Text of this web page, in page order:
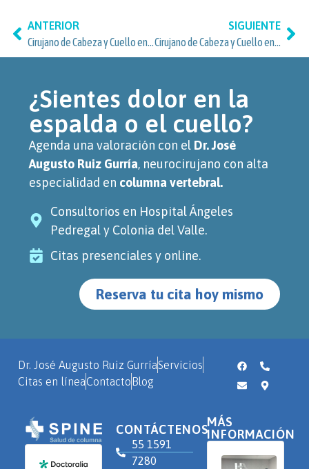
ANTERIOR
Cirujano de Cabeza y Cuello en Coyoacán para pacientes de Churubusco Country
SIGUIENTE
Cirujano de Cabeza y Cuello en Clínica: atención especializada para pacientes de Tlalpan Centro, Ciudad de México
¿Sientes dolor en la
espalda o el cuello?
Agenda una valoración con el Dr. José
Augusto Ruiz Gurría, neurocirujano con alta
especialidad en columna vertebral.
Consultorios en Hospital Ángeles
Pedregal y Colonia del Valle.
Citas presenciales y online.
Reserva tu cita hoy mismo
Dr. José Augusto Ruiz GurríaServicios
Citas en líneaContactoBlog
CONTÁCTENOS
55 1591
7280
MÁS
INFORMACIÓN